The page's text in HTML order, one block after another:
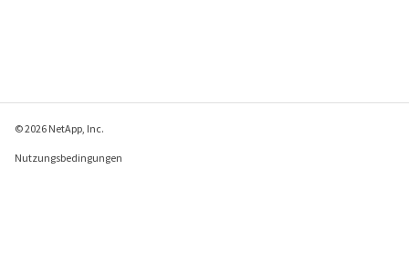
© 2026 NetApp, Inc.
Nutzungsbedingungen